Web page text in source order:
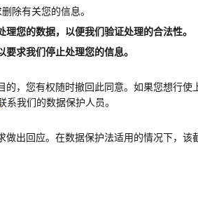
除有关您的信息。
理您的数据，以便我们验证处理的合法性。
求我们停止处理您的信息。
，您有权随时撤回此同意。如果您想行使
系我们的数据保护人员。
出回应。在数据保护法适用的情况下，该